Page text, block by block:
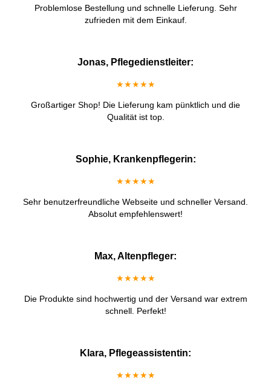
Problemlose Bestellung und schnelle Lieferung. Sehr
zufrieden mit dem Einkauf.
Jonas, Pflegedienstleiter:
★★★★★
Großartiger Shop! Die Lieferung kam pünktlich und die
Qualität ist top.
Sophie, Krankenpflegerin:
★★★★★
Sehr benutzerfreundliche Webseite und schneller Versand.
Absolut empfehlenswert!
Max, Altenpfleger:
★★★★★
Die Produkte sind hochwertig und der Versand war extrem
schnell. Perfekt!
Klara, Pflegeassistentin:
★★★★★